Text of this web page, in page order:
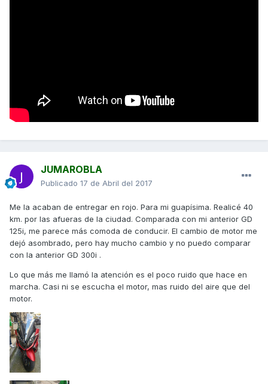
JUMAROBLA
Publicado 17 de Abril del 2017
Me la acaban de entregar en rojo. Para mi guapísima. Realicé 40
km. por las afueras de la ciudad. Comparada con mi anterior GD
125i, me parece más comoda de conducir. El cambio de motor me
dejó asombrado, pero hay mucho cambio y no puedo comparar
con la anterior GD 300i .
Lo que más me llamó la atención es el poco ruido que hace en
marcha. Casi ni se escucha el motor, mas ruido del aire que del
motor.